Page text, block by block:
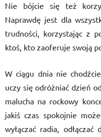
Nie bójcie się też
Naprawdę jest dla
trudności, korzystając z
ktoś, kto zaoferuje swoją
W ciągu dnia nie
uczy się odróżniać dzień
malucha na rockowy
jakiś czas spokojnie
wyłączać radia,